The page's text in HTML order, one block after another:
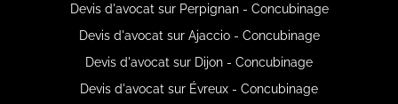
Devis d'avocat sur Perpignan - Concubinage
Devis d'avocat sur Ajaccio - Concubinage
Devis d'avocat sur Dijon - Concubinage
Devis d'avocat sur Évreux - Concubinage